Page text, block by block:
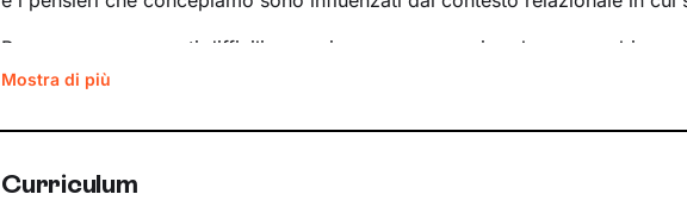
Per superare momenti difficili e raggiungere un maggiore benessere
quali siano gli elementi che non ci rappresentano più e quali i bisogni
dentro di noi anche se spesso non ne siamo consapevoli.
Il nostro percorso insieme si baserà su accoglienza, ascolto e
Mostra di più
Curriculum